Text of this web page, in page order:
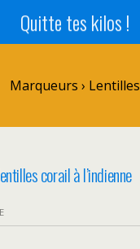
Quitte tes kilos !
Marqueurs › Lentilles
corail à l’indienne